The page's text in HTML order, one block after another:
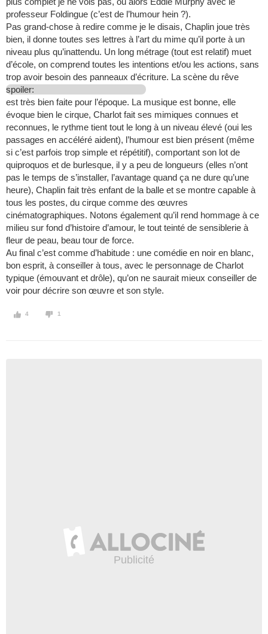
professeur Foldingue (c’est de l’humour hein ?).
Pas grand-chose à redire comme je le disais, Chaplin joue très
bien, il donne toutes ses lettres à l’art du mime qu’il porte à un
niveau plus qu’inattendu. Un long métrage (tout est relatif) muet
d’école, on comprend toutes les intentions et/ou les actions, sans
trop avoir besoin des panneaux d’écriture. La scène du rêve
spoiler:
est très bien faite pour l’époque. La musique est bonne, elle
évoque bien le cirque, Charlot fait ses mimiques connues et
reconnues, le rythme tient tout le long à un niveau élevé (oui les
passages en accéléré aident), l’humour est bien présent (même
si c’est parfois trop simple et répétitif), comportant son lot de
quiproquos et de burlesque, il y a peu de longueurs (elles n’ont
pas le temps de s’installer, l’avantage quand ça ne dure qu’une
heure), Chaplin fait très enfant de la balle et se montre capable à
tous les postes, du cirque comme des œuvres
cinématographiques. Notons également qu’il rend hommage à ce
milieu sur fond d’histoire d’amour, le tout teinté de sensiblerie à
fleur de peau, beau tour de force.
Au final c’est comme d’habitude : une comédie en noir en blanc,
bon esprit, à conseiller à tous, avec le personnage de Charlot
typique (émouvant et drôle), qu’on ne saurait mieux conseiller de
voir pour décrire son œuvre et son style.
4 1